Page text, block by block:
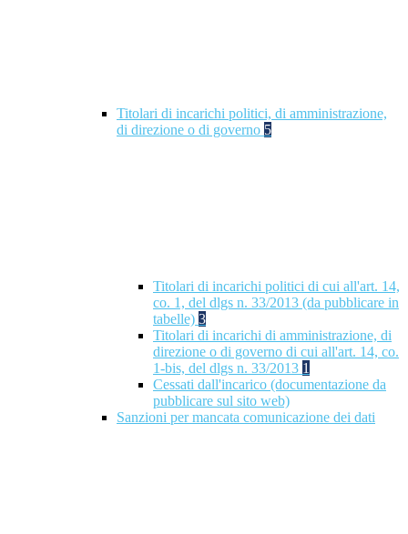
Titolari di incarichi politici, di amministrazione,
di direzione o di governo 5
Titolari di incarichi politici di cui all'art. 14,
co. 1, del dlgs n. 33/2013 (da pubblicare in
tabelle) 3
Titolari di incarichi di amministrazione, di
direzione o di governo di cui all'art. 14, co.
1-bis, del dlgs n. 33/2013 1
Cessati dall'incarico (documentazione da
pubblicare sul sito web)
Sanzioni per mancata comunicazione dei dati